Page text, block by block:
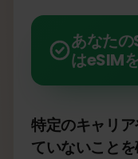
あなた
はeSIM
特定のキャリ
ていないこと